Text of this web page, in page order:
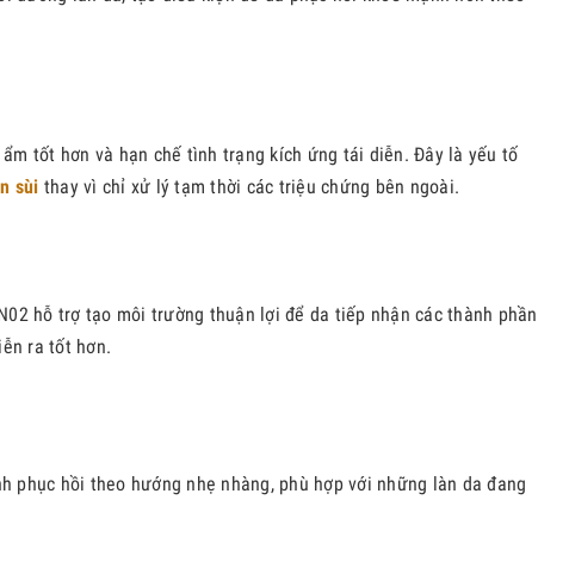
tốt hơn và hạn chế tình trạng kích ứng tái diễn. Đây là yếu tố
sùi thay vì chỉ xử lý tạm thời các triệu chứng bên ngoài.
hỗ trợ tạo môi trường thuận lợi để da tiếp nhận các thành phần
ra tốt hơn.
phục hồi theo hướng nhẹ nhàng, phù hợp với những làn da đang